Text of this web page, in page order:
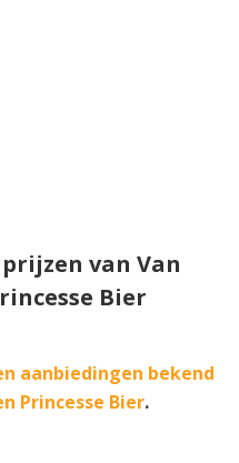
van Van
Bier
aanbiedingen bekend
Princesse Bier.